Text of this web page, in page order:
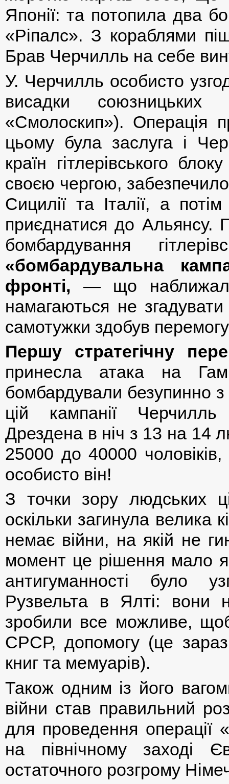
Японії: та потопила два
«Ріпалс». З кораблями
Брав Черчилль на себе
У. Черчилль особисто
висадки
«Смолоскип»). Операція
цьому була заслуга і
країн гітлерівського
своєю чергою,
Сицилії та Італії, а
приєднатися до Альянсу.
бомбардування
«бомбардувальна
фронті, — що
намагаються не
самотужки здобув перемогу
Першу стратегічну
принесла атака на
бомбардували безупинно
цій кампанії
Дрездена в ніч з 13 на 14
25000 до 40000 чоловіків,
особисто він!
З точки зору людських
оскільки загинула велика
немає війни, на якій не
момент це рішення мало
антигуманності було
Рузвельта в Ялті: вони
зробили все можливе,
СРСР, допомогу (це
книг та мемуарів).
Також одним із його
війни став правильний
для проведення
на північному заході
остаточного розгрому